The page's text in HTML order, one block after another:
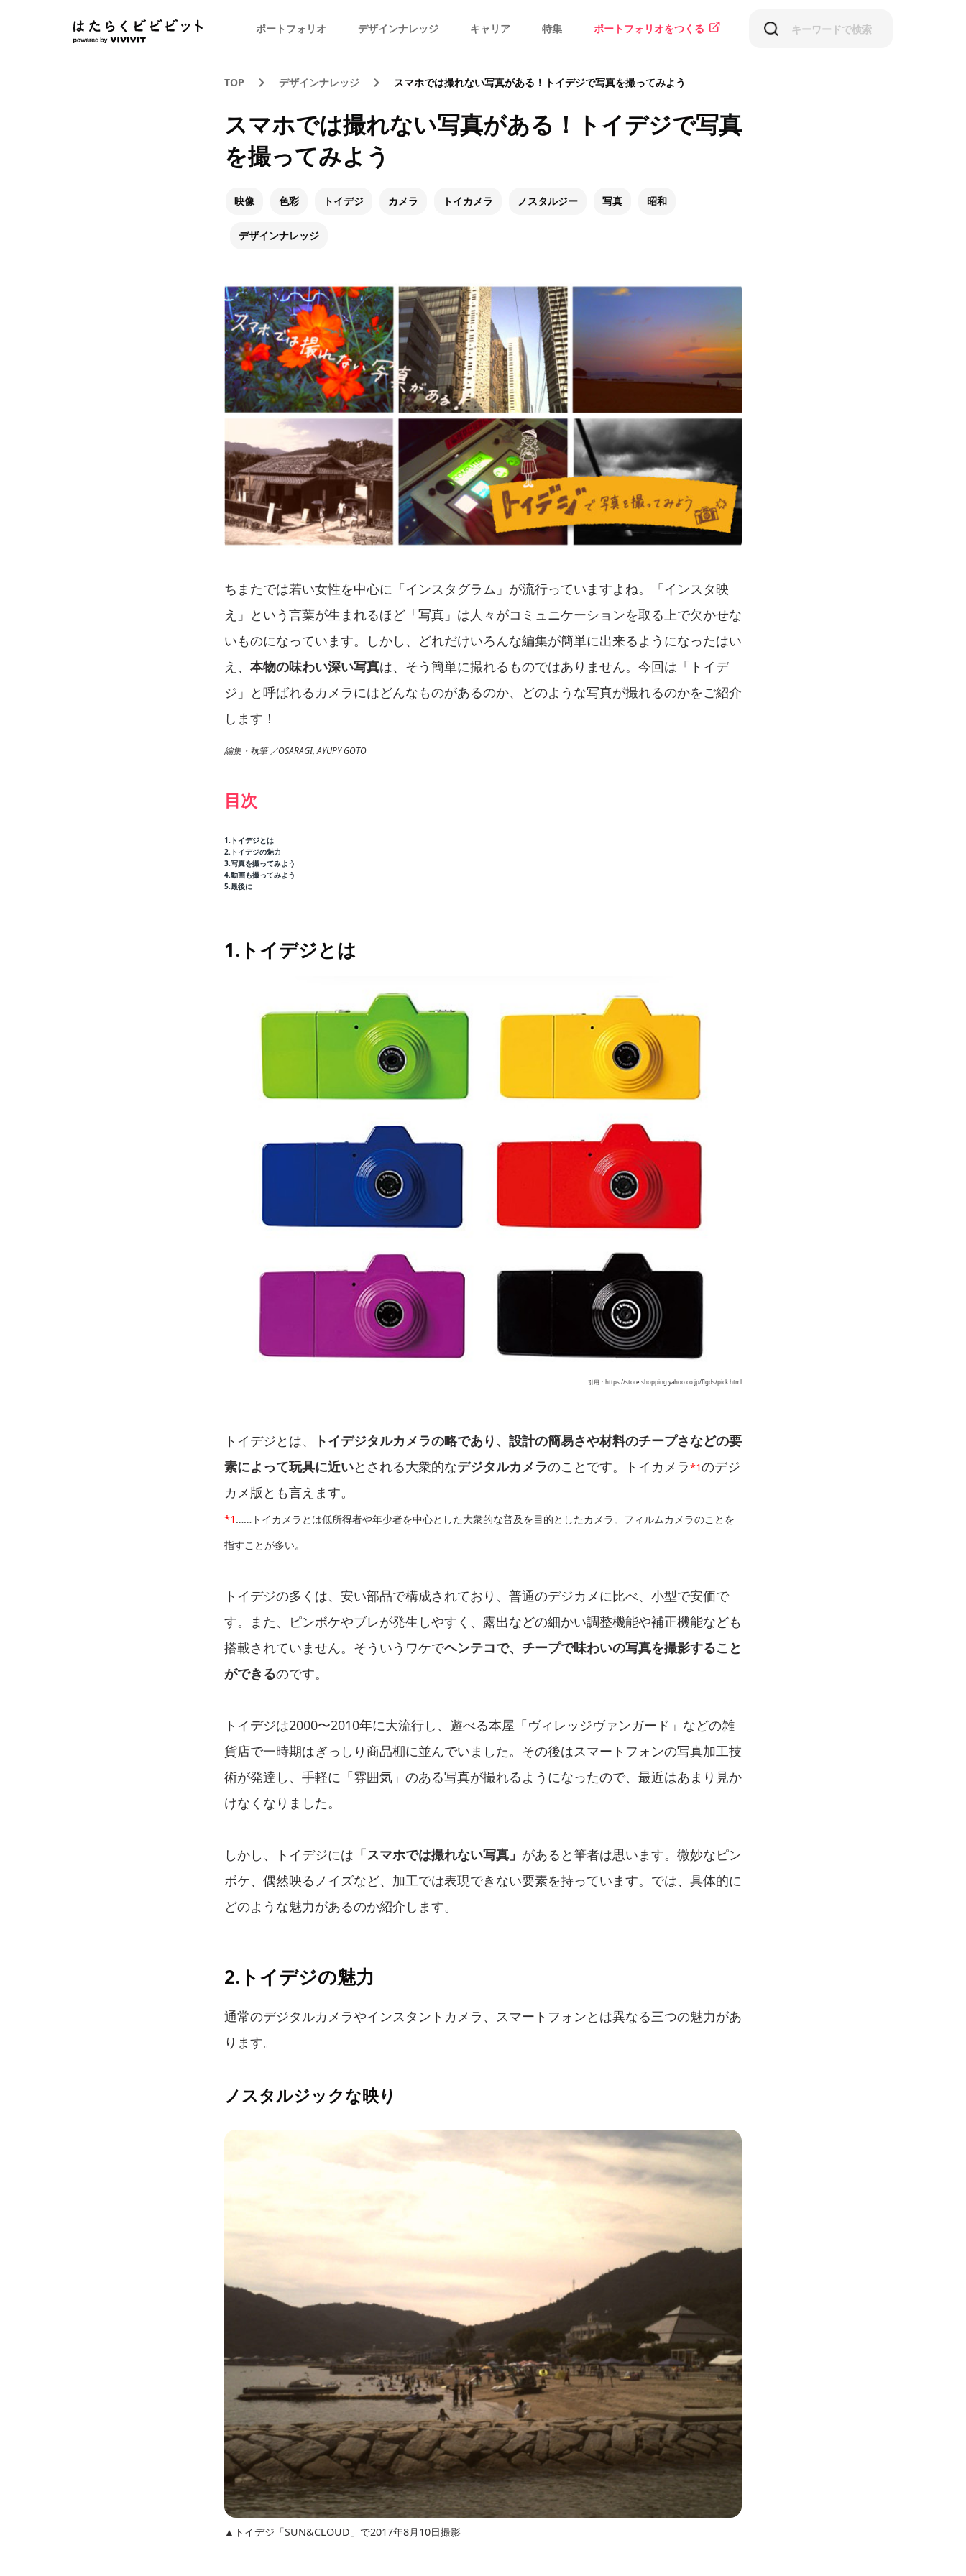
ポートフォリオ デザインナレッジ キャリア 特集 ポートフォリオをつくる
TOP デザインナレッジ スマホでは撮れない写真がある！トイデジで写真を撮ってみよう
スマホでは撮れない写真がある！トイデジで写真
を撮ってみよう
映像 色彩 トイデジ カメラ トイカメラ ノスタルジー 写真 昭和
デザインナレッジ
ちまたでは若い女性を中心に「インスタグラム」が流行っていますよね。「インスタ映
え」という言葉が生まれるほど「写真」は人々がコミュニケーションを取る上で欠かせな
いものになっています。しかし、どれだけいろんな編集が簡単に出来るようになったはい
え、 本物の味わい深い写真は、そう簡単に撮れるものではありません。今回は「トイデ
ジ」と呼ばれるカメラにはどんなものがあるのか、どのような写真が撮れるのかをご紹介
します！
編集・執筆 ／OSARAGI, AYUPY GOTO
目次
1.トイデジとは
2.トイデジの魅力
3.写真を撮ってみよう
4.動画も撮ってみよう
5.最後に
1.トイデジとは
引用：https://store.shopping.yahoo.co.jp/flgds/pick.html
トイデジとは、
トイデジタルカメラの略であり、設計の簡易さや材料のチープさなどの要
素によって玩具に近いとされる大衆的なデジタルカメラのことです。トイカメラ*1のデジ
カメ版とも言えます。
*1……トイカメラとは低所得者や年少者を中心とした大衆的な普及を目的としたカメラ。フィルムカメラのことを
指すことが多い。
トイデジの多くは、安い部品で構成されており、普通のデジカメに比べ、小型で安価で
す。また、ピンボケやブレが発生しやすく、露出などの細かい調整機能や補正機能なども
搭載されていません。そういうワケでヘンテコで、チープで味わいの写真を撮影すること
ができるのです。
トイデジは2000〜2010年に大流行し、遊べる本屋「ヴィレッジヴァンガード」などの雑
貨店で一時期はぎっしり商品棚に並んでいました。その後はスマートフォンの写真加工技
術が発達し、手軽に「雰囲気」のある写真が撮れるようになったので、最近はあまり見か
けなくなりました。
しかし、トイデジには 「スマホでは撮れない写真」 があると筆者は思います。微妙なピン
ボケ、偶然映るノイズなど、加工では表現できない要素を持っています。では、具体的に
どのような魅力があるのか紹介します。
2.トイデジの魅力
通常のデジタルカメラやインスタントカメラ、スマートフォンとは異なる三つの魅力があ
ります。
ノスタルジックな映り
▲トイデジ「SUN&CLOUD」で2017年8月10日撮影